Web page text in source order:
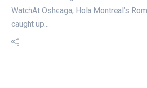
WatchAt Osheaga, Hola Montreal’s
caught up...